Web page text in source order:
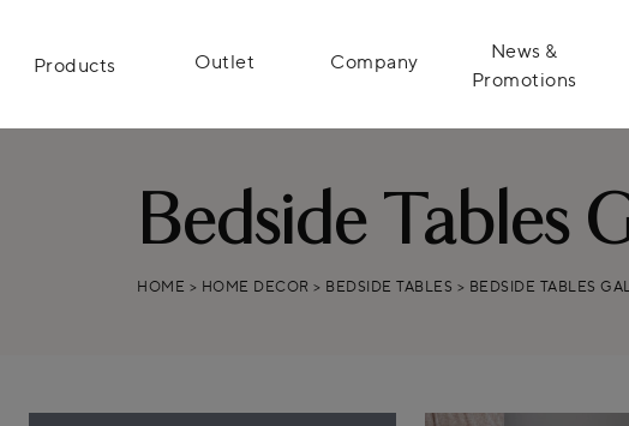
Products Outlet Company
News &
Promotions
Bedside Tables
HOME > HOME DECOR > BEDSIDE TABLES > BEDSIDE TABLES